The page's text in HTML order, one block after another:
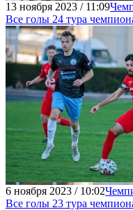
13 ноября 2023 / 11:09
Все голы 24 тура
6 ноября 2023 / 10:02
Все голы 23 тура